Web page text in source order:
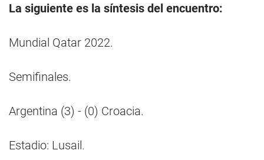
La siguiente es la síntesis del encuentro:
Mundial Qatar 2022.
Semifinales.
Argentina (3) - (0) Croacia.
Estadio: Lusail.